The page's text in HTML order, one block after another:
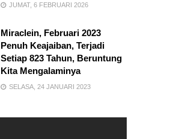
JUMAT, 6 FEBRUARI 2026
Miraclein, Februari 2023
Penuh Keajaiban, Terjadi
Setiap 823 Tahun, Beruntung
Kita Mengalaminya
SELASA, 24 JANUARI 2023